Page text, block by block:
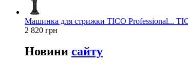
Машинка для стрижки TICO Professional...
2 820 грн
Новини сайту